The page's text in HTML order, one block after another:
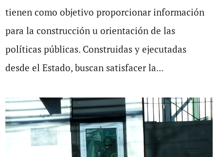
tienen como objetivo proporcionar información
para la construcción u orientación de las
políticas públicas. Construidas y ejecutadas
desde el Estado, buscan satisfacer la...